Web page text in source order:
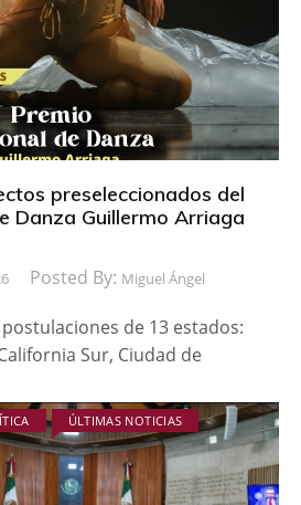
preseleccionados del
Danza Guillermo Arriaga
Posted By: Miguel Ángel
de 13 estados:
Sur, Ciudad de
ÚLTIMAS NOTICIAS